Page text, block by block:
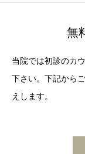
無
当院では初診のカ
下さい。下記から
えします。